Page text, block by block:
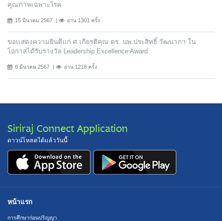
คุณภาพเฉพาะโรค
15 มีนาคม 2567 อ่าน 1301 ครั้ง
ขอเเสดงความยินดีแก่ ศ.เกียรติคุณ ดร. นพ.ประสิทธิ์ วัฒนาภา ใน
โอกาสได้รับรางวัล Leadership Excellence Award
6 มีนาคม 2567 อ่าน 1218 ครั้ง
Siriraj Connect Application
ดาวน์โหลดได้แล้ววันนี้
หน้าแรก
การศึกษาก่อนปริญญา